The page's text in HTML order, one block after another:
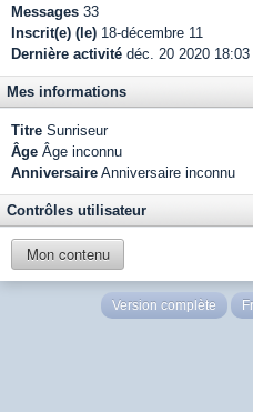
Messages 33
Inscrit(e) (le) 18-décembre 11
Dernière activité déc. 20 2020 18:03
Mes informations
Titre Sunriseur
Âge Âge inconnu
Anniversaire Anniversaire inconnu
Contrôles utilisateur
Mon contenu
Version complète